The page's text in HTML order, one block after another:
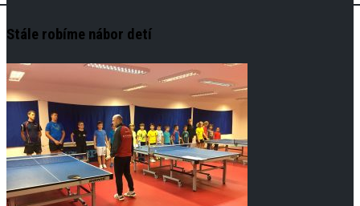
Stále robíme nábor detí